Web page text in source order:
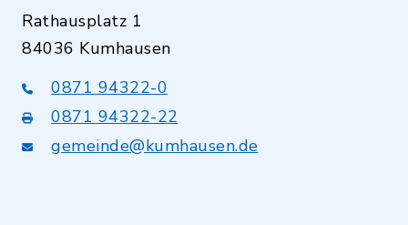
Rathausplatz 1
84036 Kumhausen
0871 94322-0
0871 94322-22
gemeinde@kumhausen.de